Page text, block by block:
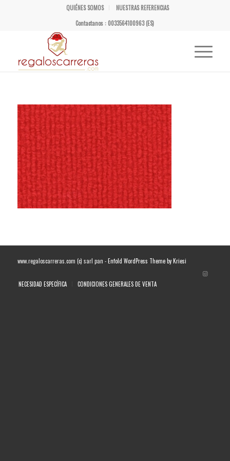
QUIÉNES SOMOS
NUESTRAS REFERENCIAS
Contactanos : 0033564100963 (ES)
www.regaloscarreras.com (c) sarl pan -Enfold WordPress Theme by Kriesi
NECESIDAD ESPECÍFICA CONDICIONES GENERALES DE VENTA